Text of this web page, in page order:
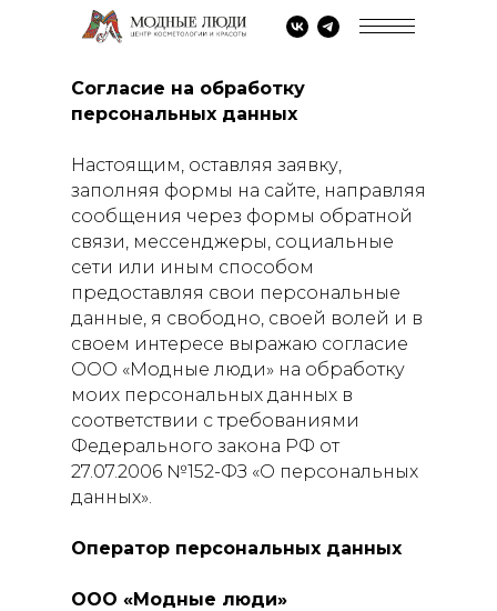
Согласие на обработку
персональных данных
Настоящим, оставляя заявку,
заполняя формы на сайте, направляя
сообщения через формы обратной
связи, мессенджеры, социальные
сети или иным способом
предоставляя свои персональные
данные, я свободно, своей волей и в
своем интересе выражаю согласие
ООО «Модные люди» на обработку
моих персональных данных в
соответствии с требованиями
Федерального закона РФ от
27.07.2006 №152-ФЗ «О персональных
данных».
Оператор персональных данных
ООО «Модные люди»